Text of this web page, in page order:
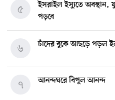
ইসরাইল ইস্যুতে অবস্থান,
পড়বে
৫
চাঁদের বুকে আছড়ে পড়ল
৬
আনন্দঘরে বিপুল আনন্দ
৭